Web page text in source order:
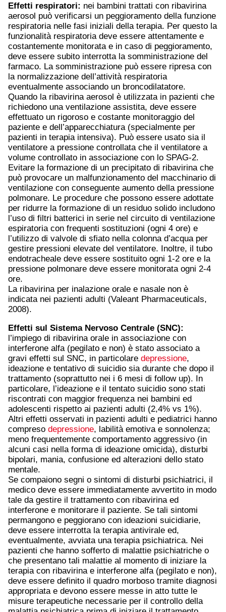
Effetti respiratori: nei bambini trattati con ribavirina
aerosol può verificarsi un peggioramento della funzione
respiratoria nelle fasi iniziali della terapia. Per questo la
funzionalità respiratoria deve essere attentamente e
costantemente monitorata e in caso di peggioramento,
deve essere subito interrotta la somministrazione del
farmaco. La somministrazione può essere ripresa con
la normalizzazione dell’attività respiratoria
eventualmente associando un broncodilatatore.
Quando la ribavirina aerosol è utilizzata in pazienti che
richiedono una ventilazione assistita, deve essere
effettuato un rigoroso e costante monitoraggio del
paziente e dell’apparecchiatura (specialmente per
pazienti in terapia intensiva). Può essere usato sia il
ventilatore a pressione controllata che il ventilatore a
volume controllato in associazione con lo SPAG-2.
Evitare la formazione di un precipitato di ribavirina che
può provocare un malfunzionamento del macchinario di
ventilazione con conseguente aumento della pressione
polmonare. Le procedure che possono essere adottate
per ridurre la formazione di un residuo solido includono
l’uso di filtri batterici in serie nel circuito di ventilazione
espiratoria con frequenti sostituzioni (ogni 4 ore) e
l’utilizzo di valvole di sfiato nella colonna d’acqua per
gestire pressioni elevate del ventilatore. Inoltre, il tubo
endotracheale deve essere sostituito ogni 1-2 ore e la
pressione polmonare deve essere monitorata ogni 2-4
ore.
La ribavirina per inalazione orale e nasale non è
indicata nei pazienti adulti (Valeant Pharmaceuticals,
2008).
Effetti sul Sistema Nervoso Centrale (SNC):
l’impiego di ribavirina orale in associazione con
interferone alfa (pegilato e non) è stato associato a
gravi effetti sul SNC, in particolare depressione,
ideazione e tentativo di suicidio sia durante che dopo il
trattamento (soprattutto nei i 6 mesi di follow up). In
particolare, l’ideazione e il tentato suicidio sono stati
riscontrati con maggior frequenza nei bambini ed
adolescenti rispetto ai pazienti adulti (2,4% vs 1%).
Altri effetti osservati in pazienti adulti e pediatrici hanno
compreso depressione, labilità emotiva e sonnolenza;
meno frequentemente comportamento aggressivo (in
alcuni casi nella forma di ideazione omicida), disturbi
bipolari, mania, confusione ed alterazioni dello stato
mentale.
Se compaiono segni o sintomi di disturbi psichiatrici, il
medico deve essere immediatamente avvertito in modo
tale da gestire il trattamento con ribavirina ed
interferone e monitorare il paziente. Se tali sintomi
permangono e peggiorano con ideazioni suicidiarie,
deve essere interrotta la terapia antivirale ed,
eventualmente, avviata una terapia psichiatrica. Nei
pazienti che hanno sofferto di malattie psichiatriche o
che presentano tali malattie al momento di iniziare la
terapia con ribavirina e interferone alfa (pegilato e non),
deve essere definito il quadro morboso tramite diagnosi
appropriata e devono essere messe in atto tutte le
misure terapeutiche necessarie per il controllo della